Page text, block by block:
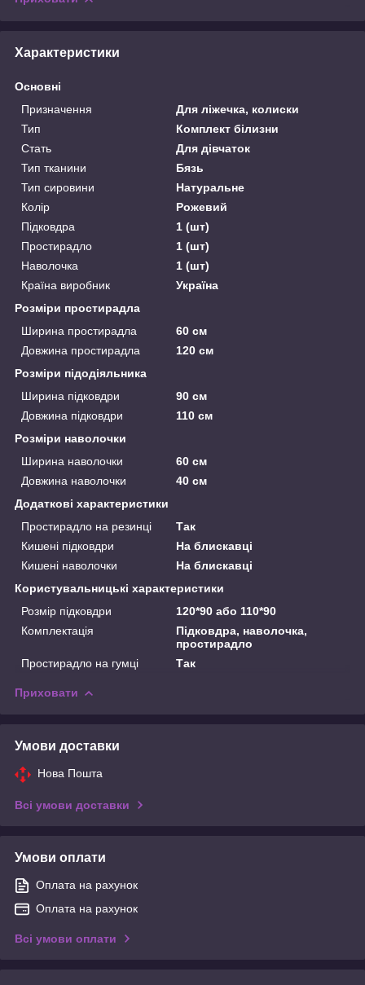
Характеристики
Основні
Призначення
Для ліжечка, колиски
Тип
Комплект білизни
Стать
Для дівчаток
Тип тканини
Бязь
Тип сировини
Натуральне
Колір
Рожевий
Підковдра
1 (шт)
Простирадло
1 (шт)
Наволочка
1 (шт)
Країна виробник
Україна
Розміри простирадла
Ширина простирадла
60 см
Довжина простирадла
120 см
Розміри підодіяльника
Ширина підковдри
90 см
Довжина підковдри
110 см
Розміри наволочки
Ширина наволочки
60 см
Довжина наволочки
40 см
Додаткові характеристики
Простирадло на резинці
Так
Кишені підковдри
На блискавці
Кишені наволочки
На блискавці
Користувальницькі характеристики
Розмір підковдри
120*90 або 110*90
Комплектація
Підковдра, наволочка,
простирадло
Простирадло на гумці
Так
Приховати
Умови доставки
Нова Пошта
Всі умови доставки
Умови оплати
Оплата на рахунок
Оплата на рахунок
Всі умови оплати